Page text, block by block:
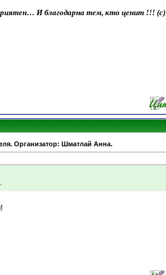
И благодарна тем, кто ценит !!! (с)
Организатор: Шматлай Анна.